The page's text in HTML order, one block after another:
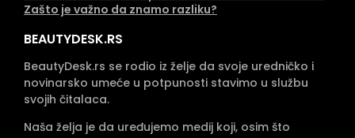
Zašto je važno da znamo razliku?
BEAUTYDESK.RS
BeautyDesk.rs se rodio iz želje da svoje uredničko i
novinarsko umeće u potpunosti stavimo u službu
svojih čitalaca.
Naša želja je da uređujemo medij koji, osim što